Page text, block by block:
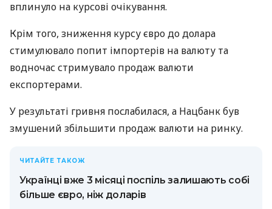
вплинуло на курсові очікування.
Крім того, зниження курсу євро до долара
стимулювало попит імпортерів на валюту та
водночас стримувало продаж валюти
експортерами.
У результаті гривня послабилася, а Нацбанк був
змушений збільшити продаж валюти на ринку.
ЧИТАЙТЕ ТАКОЖ
Українці вже 3 місяці поспіль залишають собі
більше євро, ніж доларів